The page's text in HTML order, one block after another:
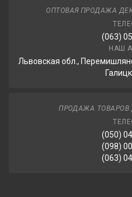
ОПТОВАЯ ПРОДАЖА
(063)
НАШ
Львовская обл.,
ПРОДАЖА ТОВАРОВ
(050)
(098)
(063)